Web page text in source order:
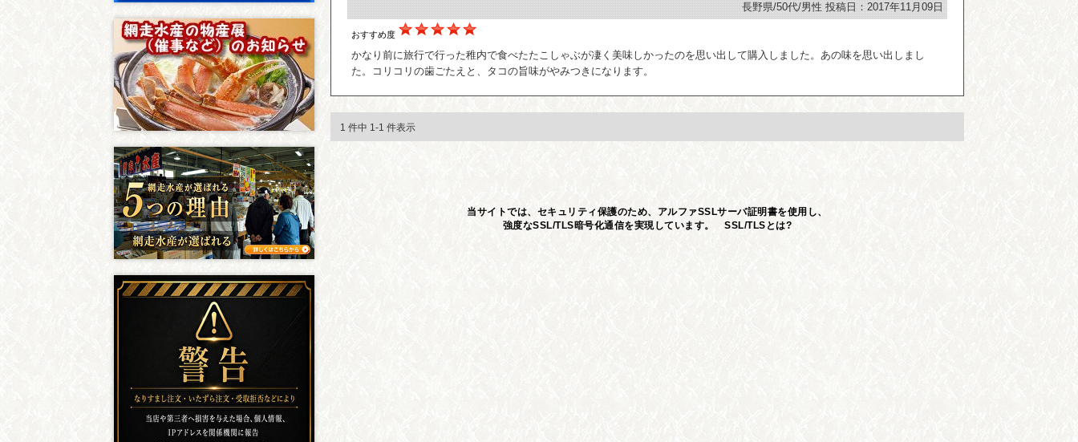
長野県/50代/男性 投稿日：2017年11月09日
おすすめ度
かなり前に旅行で行った稚内で食べたたこしゃぶが凄く美味しかったのを思い出して購入しました。あの味を思い出しまし
た。コリコリの歯ごたえと、タコの旨味がやみつきになります。
1 件中 1-1 件表示
当サイトでは、セキュリティ保護のため、アルファSSLサーバ証明書を使用し、
強度なSSL/TLS暗号化通信を実現しています。 SSL/TLSとは?